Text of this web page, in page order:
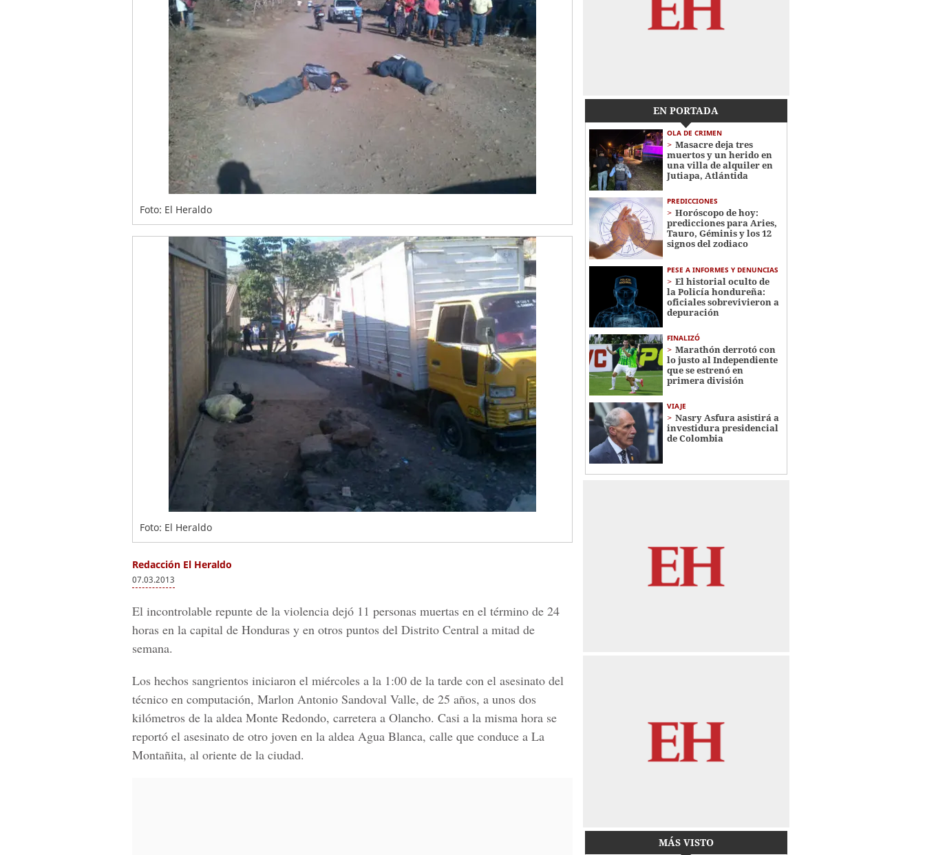
Foto: El Heraldo
Foto: El Heraldo
Redacción El Heraldo
07.03.2013
El incontrolable repunte de la violencia dejó 11 personas muertas en el término de 24
horas en la capital de Honduras y en otros puntos del Distrito Central a mitad de
semana.
Los hechos sangrientos iniciaron el miércoles a la 1:00 de la tarde con el asesinato del
técnico en computación, Marlon Antonio Sandoval Valle, de 25 años, a unos dos
kilómetros de la aldea Monte Redondo, carretera a Olancho. Casi a la misma hora se
reportó el asesinato de otro joven en la aldea Agua Blanca, calle que conduce a La
Montañita, al oriente de la ciudad.
EN PORTADA
OLA DE CRIMEN
Masacre deja tres
muertos y un herido en
una villa de alquiler en
Jutiapa, Atlántida
PREDICCIONES
Horóscopo de hoy:
predicciones para Aries,
Tauro, Géminis y los 12
signos del zodiaco
PESE A INFORMES Y DENUNCIAS
El historial oculto de
la Policía hondureña:
oficiales sobrevivieron a
depuración
FINALIZÓ
Marathón derrotó con
lo justo al Independiente
que se estrenó en
primera división
VIAJE
Nasry Asfura asistirá a
investidura presidencial
de Colombia
MÁS VISTO